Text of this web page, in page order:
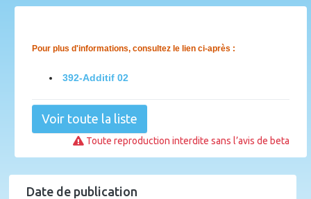
Pour plus d'informations, consultez le lien ci-après :
392-Additif 02
Voir toute la liste
Toute reproduction interdite sans l’avis de beta
Date de publication